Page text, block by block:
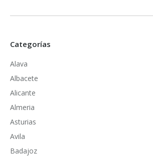
Categorías
Alava
Albacete
Alicante
Almeria
Asturias
Avila
Badajoz